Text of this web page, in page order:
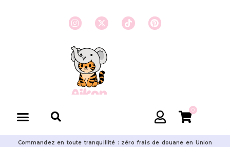
0
Commandez en toute tranquillité : zéro frais de douane en Union